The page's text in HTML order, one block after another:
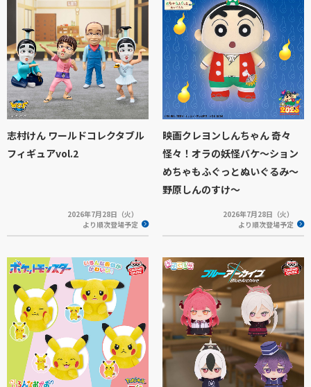
志村けん ワールドコレクタブル
フィギュアvol.2
2026年7月28日（火）
より順次登場予定
映画クレヨンしんちゃん 奇々
怪々！オラの妖怪バケ～ション
めちゃもふぐっとぬいぐるみ～
野原しんのすけ～
2026年7月28日（火）
より順次登場予定